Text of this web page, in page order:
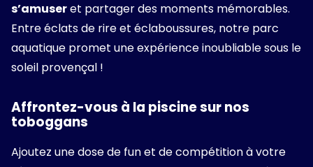
s’amuseret partager des moments mémorables.
Entre éclats de rire et éclaboussures, notre parc
aquatique promet une expérience inoubliable sous le
soleil provençal !
Affrontez-vous à la piscine sur nos
toboggans
Ajoutez une dose de fun et de compétition à votre